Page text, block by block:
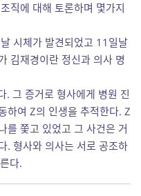
직에 대해 토론하며 몇가지
시체가 발견되었고 11일날
김재경이란 정신과 의사 명
. 그 증거로 형사에게 병원 진
하여 Z의 인생을 추적한다. Z
를 쫓고 있었고 그 사건은 거
. 형사와 의사는 서로 공조하
다.